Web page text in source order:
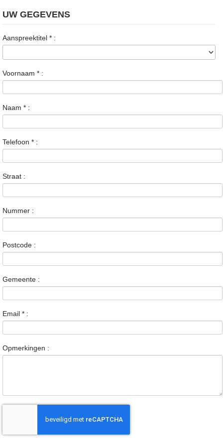
UW GEGEVENS
Aanspreektitel * :
Voornaam * :
Naam * :
Telefoon * :
Straat :
Nummer :
Postcode :
Gemeente :
Email * :
Opmerkingen :